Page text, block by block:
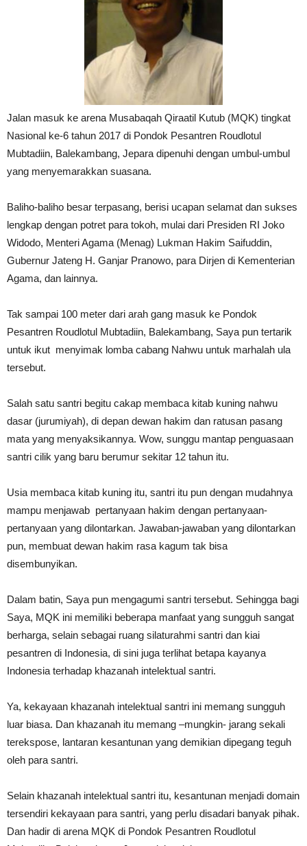
Jalan masuk ke arena Musabaqah Qiraatil Kutub (MQK) tingkat
Nasional ke-6 tahun 2017 di Pondok Pesantren Roudlotul
Mubtadiin, Balekambang, Jepara dipenuhi dengan umbul-umbul
yang menyemarakkan suasana.
Baliho-baliho besar terpasang, berisi ucapan selamat dan sukses
lengkap dengan potret para tokoh, mulai dari Presiden RI Joko
Widodo, Menteri Agama (Menag) Lukman Hakim Saifuddin,
Gubernur Jateng H. Ganjar Pranowo, para Dirjen di Kementerian
Agama, dan lainnya.
Tak sampai 100 meter dari arah gang masuk ke Pondok
Pesantren Roudlotul Mubtadiin, Balekambang, Saya pun tertarik
untuk ikut menyimak lomba cabang Nahwu untuk marhalah ula
tersebut.
Salah satu santri begitu cakap membaca kitab kuning nahwu
dasar (jurumiyah), di depan dewan hakim dan ratusan pasang
mata yang menyaksikannya. Wow, sunggu mantap penguasaan
santri cilik yang baru berumur sekitar 12 tahun itu.
Usia membaca kitab kuning itu, santri itu pun dengan mudahnya
mampu menjawab pertanyaan hakim dengan pertanyaan-
pertanyaan yang dilontarkan. Jawaban-jawaban yang dilontarkan
pun, membuat dewan hakim rasa kagum tak bisa
disembunyikan.
Dalam batin, Saya pun mengagumi santri tersebut. Sehingga bagi
Saya, MQK ini memiliki beberapa manfaat yang sungguh sangat
berharga, selain sebagai ruang silaturahmi santri dan kiai
pesantren di Indonesia, di sini juga terlihat betapa kayanya
Indonesia terhadap khazanah intelektual santri.
Ya, kekayaan khazanah intelektual santri ini memang sungguh
luar biasa. Dan khazanah itu memang –mungkin- jarang sekali
terekspose, lantaran kesantunan yang demikian dipegang teguh
oleh para santri.
Selain khazanah intelektual santri itu, kesantunan menjadi domain
tersendiri kekayaan para santri, yang perlu disadari banyak pihak.
Dan hadir di arena MQK di Pondok Pesantren Roudlotul